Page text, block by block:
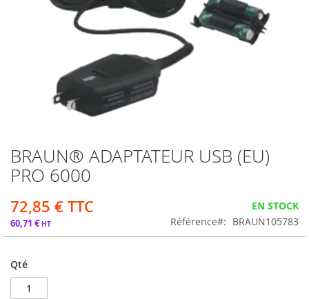
BRAUN® ADAPTATEUR USB (EU)
PRO 6000
72,85 €
60,71 €
EN STOCK
Référence
BRAUN105783
Qté
Passer
au
début
la
Galerie
d’images